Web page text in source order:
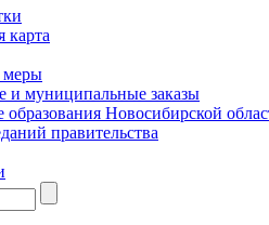
карта
меры
и муниципальные заказы
Новосибирской
правительства